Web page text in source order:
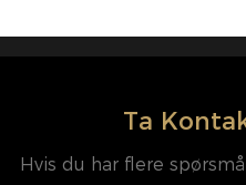
Ta
Hvis du har flere